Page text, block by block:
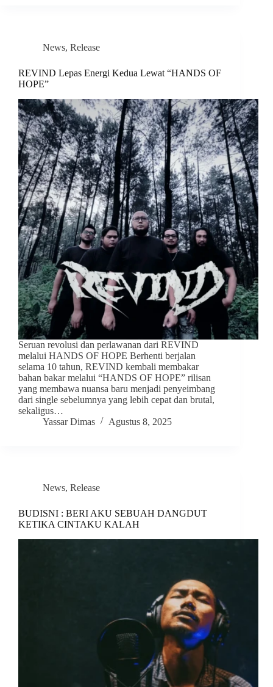
News, Release
REVIND Lepas Energi Kedua Lewat “HANDS OF
HOPE”
Seruan revolusi dan perlawanan dari REVIND
melalui HANDS OF HOPE Berhenti berjalan
selama 10 tahun, REVIND kembali membakar
bahan bakar melalui “HANDS OF HOPE” rilisan
yang membawa nuansa baru menjadi penyeimbang
dari single sebelumnya yang lebih cepat dan brutal,
sekaligus…
Yassar Dimas
Agustus 8, 2025
News, Release
BUDISNI : BERI AKU SEBUAH DANGDUT
KETIKA CINTAKU KALAH